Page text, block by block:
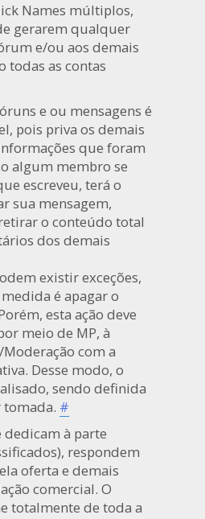
Names múltiplos,
gerarem qualquer
e/ou aos demais
todas as contas
e ou mensagens é
pois priva os demais
que foram
algum membro se
escreveu, terá o
sua mensagem,
o conteúdo total
dos demais
existir exceções,
é apagar o
esta ação deve
meio de MP, à
com a
Desse modo, o
sendo definida
tomada. #
dedicam à parte
respondem
oferta e demais
comercial. O
totalmente de toda a